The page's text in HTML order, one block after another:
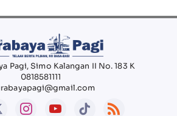
Pagi, Simo Kalangan II No. 183 K
0818581111